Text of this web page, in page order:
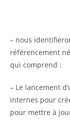
– nous
référencement
qui comprend :
– Le lancement
internes pour
pour mettre à